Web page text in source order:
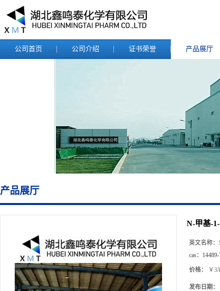
公司首页 公司介绍 证书荣誉 产品展厅
产品展厅
N-甲基-
英文名称：
cas：
价格： ￥3/
发布日期：